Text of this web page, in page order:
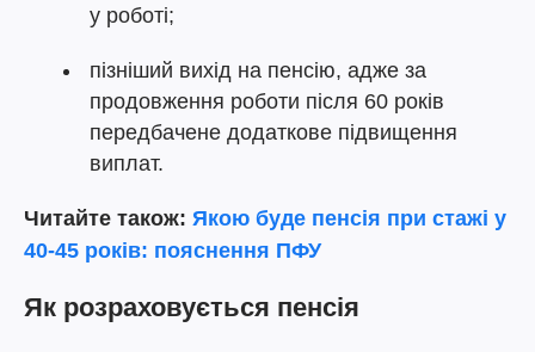
у роботі;
пізніший вихід на пенсію, адже за
продовження роботи після 60 років
передбачене додаткове підвищення
виплат.
Читайте також: Якою буде пенсія при стажі у
40-45 років: пояснення ПФУ
Як розраховується пенсія